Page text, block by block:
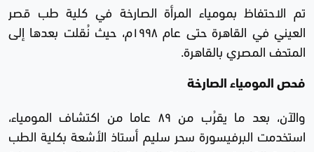
تم الاحتفاظ بمومياء المرأة الصارخة في كلية طب قصر
العيني في القاهرة حتى عام ١٩٩٨م، حيث نُقلت بعدها إلى
المتحف المصري بالقاهرة.
فحص المومياء الصارخة
والآن، بعد ما يقرُب من ٨٩ عاما من اكتشاف المومياء،
استخدمت البرفيسورة سحر سليم أستاذ الأشعة بكلية الطب